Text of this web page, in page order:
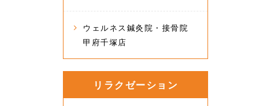
ウェルネス鍼灸院・接骨院
甲府千塚店
リラクゼーション